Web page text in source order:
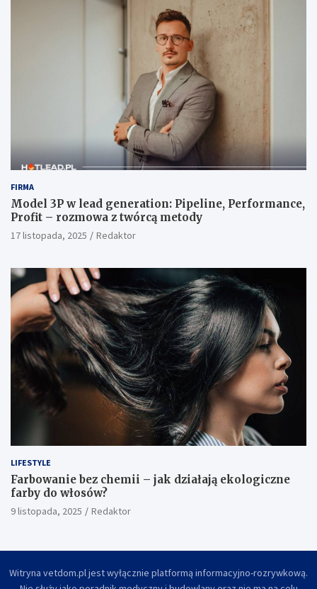
FIRMA
Model 3P w lead generation: Pipeline, Performance,
Profit – rozmowa z twórcą metody
17 listopada, 2025 Redaktor
LIFESTYLE
Farbowanie bez chemii – jak działają ekologiczne
farby do włosów?
9 listopada, 2025 Redaktor
Witryna vetdom.pl jest wyłącznie platformą informacyjno-rozrywkową.